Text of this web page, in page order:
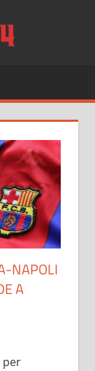
NAPOLI
A
per